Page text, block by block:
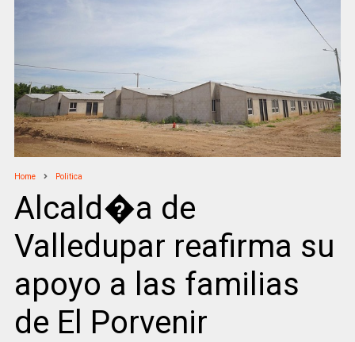
Home Politica
Alcald�a de
Valledupar reafirma su
apoyo a las familias
de El Porvenir